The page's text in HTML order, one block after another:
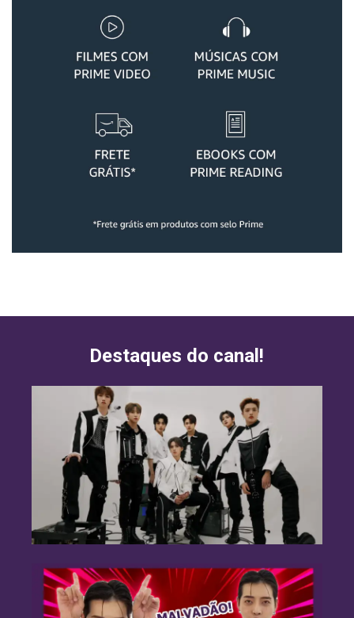
Destaques do canal!